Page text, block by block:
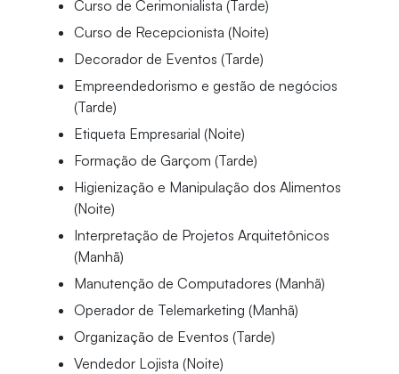
Curso de Cerimonialista (Tarde)
Curso de Recepcionista (Noite)
Decorador de Eventos (Tarde)
Empreendedorismo e gestão de negócios
(Tarde)
Etiqueta Empresarial (Noite)
Formação de Garçom (Tarde)
Higienização e Manipulação dos Alimentos
(Noite)
Interpretação de Projetos Arquitetônicos
(Manhã)
Manutenção de Computadores (Manhã)
Operador de Telemarketing (Manhã)
Organização de Eventos (Tarde)
Vendedor Lojista (Noite)